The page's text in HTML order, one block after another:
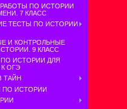
ПО ИСТОРИИ
7 КЛАСС
ТЕСТЫ ПО ИСТОРИИ
И КОНТРОЛЬНЫЕ
9 КЛАСС
ИСТОРИИ ДЛЯ
ОГЭ
ТАЙН
ПО ИСТОРИИ